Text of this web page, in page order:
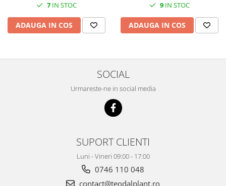
7 IN STOC
ADAUGA IN COS
9 IN STOC
ADAUGA IN COS
SOCIAL
Urmareste-ne in social media
SUPORT CLIENTI
Luni - Vineri 09:00 - 17:00
0746 110 048
contact@teodalplant.ro